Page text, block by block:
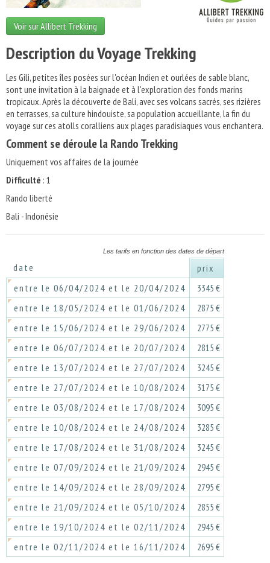
Voir sur Allibert Trekking
Description du Voyage Trekking
Les Gili, petites îles posées sur l'océan Indien et ourlées de sable blanc,
sont une invitation à la baignade et à l'exploration des fonds marins
tropicaux. Après la découverte de Bali, avec ses volcans sacrés, ses rizières
en terrasses, sa culture hindouiste, sa population accueillante, la fin du
voyage sur ces atolls coralliens aux plages paradisiaques vous enchantera.
Comment se déroule la Rando Trekking
Uniquement vos affaires de la journée
Difficulté : 1
Rando liberté
Bali - Indonésie
Les tarifs en fonction des dates de départ
date
prix
entre le 06/04/2024 et le 20/04/2024
3345 €
entre le 18/05/2024 et le 01/06/2024
2875 €
entre le 15/06/2024 et le 29/06/2024
2775 €
entre le 06/07/2024 et le 20/07/2024
2815 €
entre le 13/07/2024 et le 27/07/2024
3245 €
entre le 27/07/2024 et le 10/08/2024
3175 €
entre le 03/08/2024 et le 17/08/2024
3095 €
entre le 10/08/2024 et le 24/08/2024
3285 €
entre le 17/08/2024 et le 31/08/2024
3245 €
entre le 07/09/2024 et le 21/09/2024
2945 €
entre le 14/09/2024 et le 28/09/2024
2795 €
entre le 21/09/2024 et le 05/10/2024
2855 €
entre le 19/10/2024 et le 02/11/2024
2945 €
entre le 02/11/2024 et le 16/11/2024
2695 €